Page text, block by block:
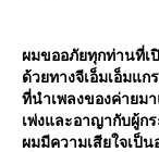
ผมขออภัยทุกท่านที่เ
ด้วยทางจีเอ็มเอ็มแ
ที่นำเพลงของค่ายม
เพ่งและอาญากับผู้ก
ผมมีความเสียใจเป็